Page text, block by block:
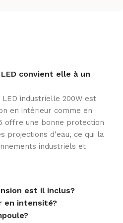
exposés à la
à la télécommande, facilite
aux besoins du site. La
Zhaga Plug and Play
et ouvre la voie à
SANAN SMD2835 et
convient elle à un
industrielle 200W est
en intérieur comme en
offre une bonne protection
projections d'eau, ce qui la
industriels et
est il inclus?
en intensité?